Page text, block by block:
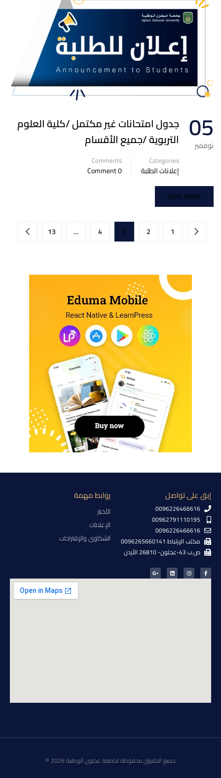
05
نوفمبر
جدول امتحانات غير مكتمل /كلية العلوم
التربوية /جميع الأقسام
Categories
إعلانات الطلبة
Comments
0 Comment
READ MORE
1
2
3
4
…
13
إبق على تواصل
0096226466616
00962791110195
0096226466616
مكتب الإرتباط 0096265660141
ص.ب 43-عجلون- 26810 الأردن
روابط مهمة
الأخبار
الإعلانات
الشكاوى والإقتراحات
جميع الحقوق محفوظة لجامعة عجلون الوطنية 2026 ©